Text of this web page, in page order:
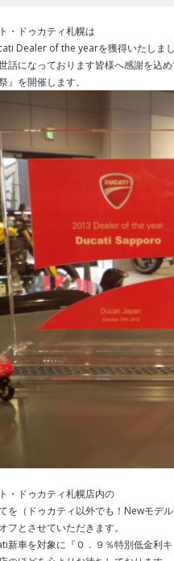
・ドゥカティ札幌は
Dealer of the yearを獲得いたしまし
話になっております皆様へ感謝を込め
』を開催します。
・ドゥカティ札幌店内の
を（ドゥカティ以外でも！Newモデ
フとさせていただきます。
新車を対象に『０．９％特別低金利キ